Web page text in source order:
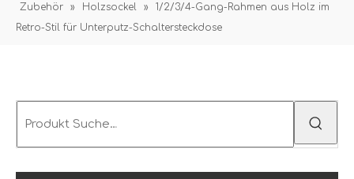
Zubehör
» Holzsockel »
1/2/3/4-Gang-Rahmen aus Holz im
Retro-Stil für Unterputz-Schaltersteckdose